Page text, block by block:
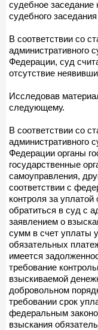
судебное заседание
судебного
В соответствии со
административного
Федерации, суд
отсутствие
Исследовав
следующему.
В соответствии со
административного
Федерации органы
государственные
самоуправления,
соответствии с
контроля за
обратиться в суд с
заявлением о
сумм в счет уплаты
обязательных
имеется
требование
взыскиваемой
добровольном
требовании срок
федеральным
взыскания